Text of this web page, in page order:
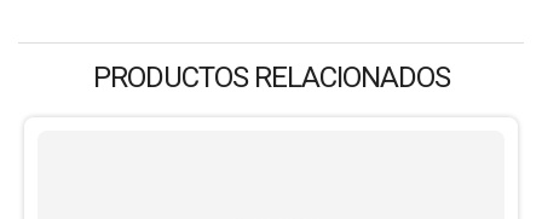
PRODUCTOS RELACIONADOS